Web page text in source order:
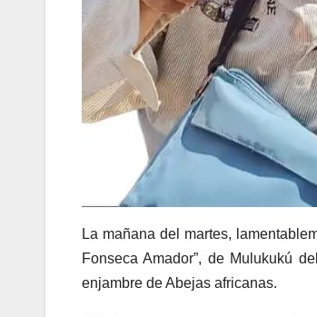
La mañana del martes,
Fonseca Amador”, de Mulukukú
enjambre de Abejas africanas.